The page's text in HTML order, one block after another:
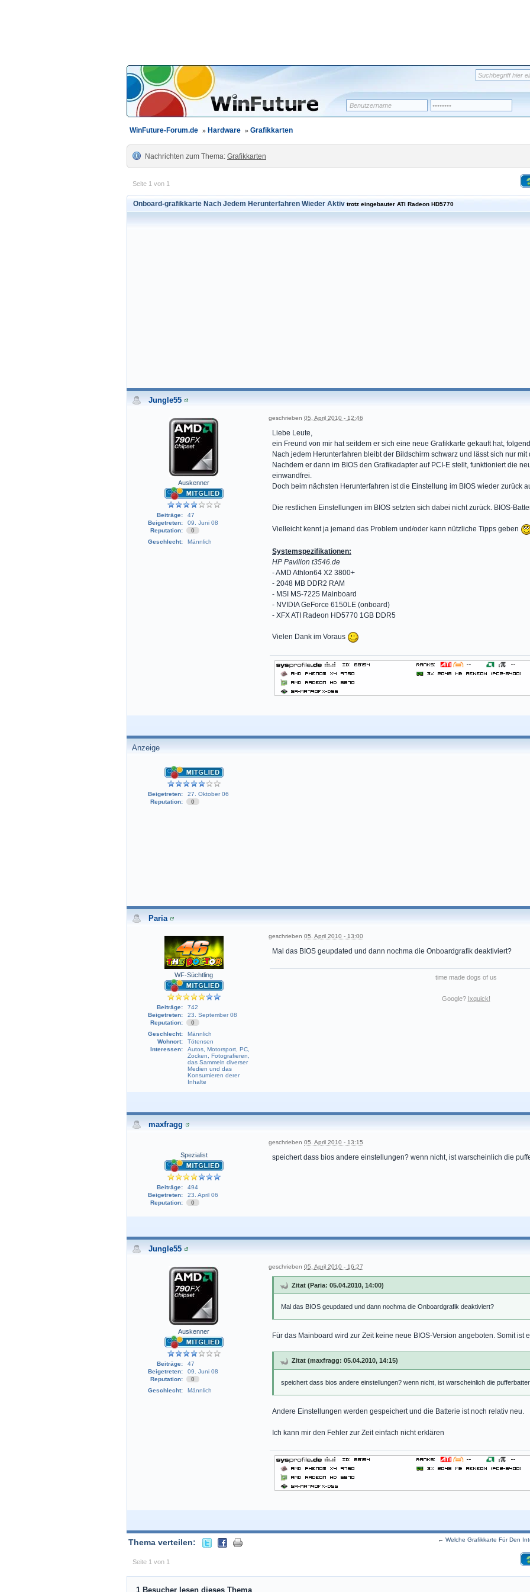
WinFuture-Forum.de » Hardware » Grafikkarten
Nachrichten zum Thema: Grafikkarten
Seite 1 von 1
Onboard-grafikkarte Nach Jedem Herunterfahren Wieder Aktiv trotz eingebauter ATI Radeon HD5770
Jungle55
Auskenner
Beiträge:
47
Beigetreten:
09. Juni 08
Reputation:
0
Geschlecht:
Männlich
geschrieben 05. April 2010 - 12:46
Liebe Leute,
ein Freund von mir hat seitdem er sich eine neue Grafikkarte gekauft hat,
Nach jedem Herunterfahren bleibt der Bildschirm schwarz und lässt sich nur
Nachdem er dann im BIOS den Grafikadapter auf PCI-E stellt, funktioniert die
einwandfrei.
Doch beim nächsten Herunterfahren ist die Einstellung im BIOS wieder zurück
Die restlichen Einstellungen im BIOS setzten sich dabei nicht zurück. BIOS-
Vielleicht kennt ja jemand das Problem und/oder kann nützliche Tipps geben
Systemspezifikationen:
HP Pavilion t3546.de
- AMD Athlon64 X2 3800+
- 2048 MB DDR2 RAM
- MSI MS-7225 Mainboard
- NVIDIA GeForce 6150LE (onboard)
- XFX ATI Radeon HD5770 1GB DDR5
Vielen Dank im Voraus
Anzeige
Beigetreten:
27. Oktober 06
Reputation:
0
Paria
WF-Süchtling
Beiträge:
742
Beigetreten:
23. September 08
Reputation:
0
Geschlecht:
Männlich
Wohnort:
Tötensen
Interessen:
Autos, Motorsport, PC,
Zocken, Fotografieren,
das Sammeln diverser
Medien und das
Konsumieren derer
Inhalte
geschrieben 05. April 2010 - 13:00
Mal das BIOS geupdated und dann nochma die Onboardgrafik deaktiviert?
time made dogs of us
Google? Ixquick!
maxfragg
Spezialist
Beiträge:
494
Beigetreten:
23. April 06
Reputation:
0
geschrieben 05. April 2010 - 13:15
speichert dass bios andere einstellungen? wenn nicht, ist warscheinlich die
Jungle55
Auskenner
Beiträge:
47
Beigetreten:
09. Juni 08
Reputation:
0
Geschlecht:
Männlich
geschrieben 05. April 2010 - 16:27
Zitat (Paria: 05.04.2010, 14:00)
Mal das BIOS geupdated und dann nochma die Onboardgrafik deaktiviert?
Für das Mainboard wird zur Zeit keine neue BIOS-Version angeboten. Somit ist
Zitat (maxfragg: 05.04.2010, 14:15)
speichert dass bios andere einstellungen? wenn nicht, ist warscheinlich die
Andere Einstellungen werden gespeichert und die Batterie ist noch relativ neu.
Ich kann mir den Fehler zur Zeit einfach nicht erklären
← Welche Grafikkarte Für Den
Thema verteilen:
Seite 1 von 1
1 Besucher lesen dieses Thema